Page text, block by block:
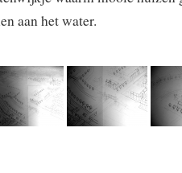
aan het water.